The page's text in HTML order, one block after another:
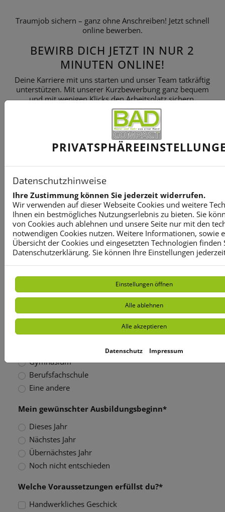
Traumjob sichern – ganz ohne Anschreiben! Jetzt schnell
online bewerben.
BEWIRB DICH JETZT IN NUR 2
MINUTEN ONLINE!
Deine Karriere mit uns starten und unser Team tatkräftig
unterstützen. Mit unserer Kurzbewerbung ganz bequem
und mit wenigen Klicks den Arbeitsplatz sichern.
Kontaktformular-Fortschritt
1
Für welche Ausbildungsstelle möchtest du dich
bewerben?*
Ich habe zunächst Interesse an einem
Praktikum.
Welche Schulart besuchst du aktuell?*
Hauptschule
Gymnasium
Berufsfachschule
Eine andere
Mein gewünschter Ausbildungsbeginn*
Dieses Jahr
Nächstes Jahr
Übernächstes Jahr
Noch nicht entschieden
Welche Voraussetzungen erfüllst du?*
Handwerkliches Geschick
Datenschutzhinweise
Ihre Zustimmung können Sie jederzeit widerrufen.
Wir verwenden auf dieser Webseite Cookies und weitere
Ihnen ein bestmögliches Nutzungserlebnis zu bieten. Sie
von Cookies auch ablehnen und unsere Seite nur mit den
notwendigen Cookies nutzen. Weitere Informationen, sowie
Übersicht der Cookies und eingesetzten Technologien finden
Datenschutzerklärung. Sie können Ihre Einstellungen
Einstellungen öffnen
Alle ablehnen
Alle akzeptieren
Datenschutz Impressum